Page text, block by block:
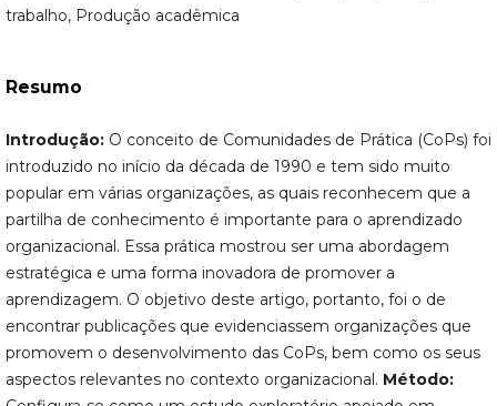
trabalho, Produção acadêmica
Resumo
Introdução:O conceito de Comunidades de Prática (CoPs) foi
introduzido no início da década de 1990 e tem sido muito
popular em várias organizações, as quais reconhecem que a
partilha de conhecimento é importante para o aprendizado
organizacional. Essa prática mostrou ser uma abordagem
estratégica e uma forma inovadora de promover a
aprendizagem. O objetivo deste artigo, portanto, foi o de
encontrar publicações que evidenciassem organizações que
promovem o desenvolvimento das CoPs, bem como os seus
aspectos relevantes no contexto organizacional. Método: